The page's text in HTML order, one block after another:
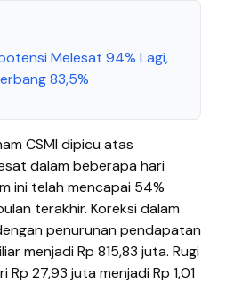
Melesat 94% Lagi,
83,5%
CSMI dipicu atas
dalam beberapa hari
ini telah mencapai 54%
terakhir. Koreksi dalam
penurunan pendapatan
menjadi Rp 815,83 juta. Rugi
27,93 juta menjadi Rp 1,01